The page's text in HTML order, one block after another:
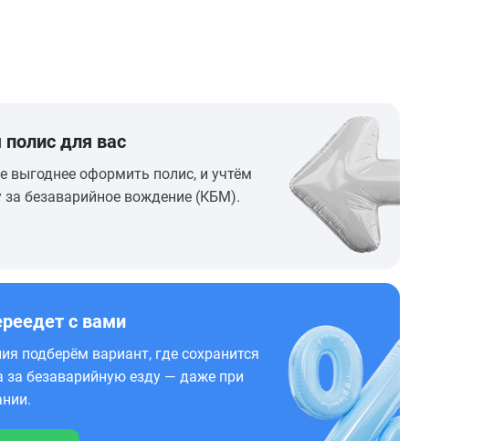
для вас
выгоднее оформить полис, и учтём
за безаварийное вождение (КБМ).
с вами
подберём вариант, где сохранится
за безаварийную езду — даже при